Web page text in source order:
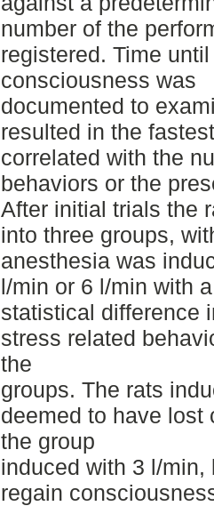
number of the
registered. Time
consciousness was
documented to
resulted in the
correlated with the
behaviors or the
After initial trials the
into three groups,
anesthesia was
l/min or 6 l/min with
statistical difference
stress related
the
groups. The rats
deemed to have lost
the group
induced with 3 l/
regain